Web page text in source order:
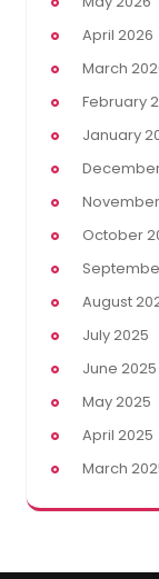
April 2026
March
February
January
October
August
July 2025
June 2025
May 2025
April 2025
March